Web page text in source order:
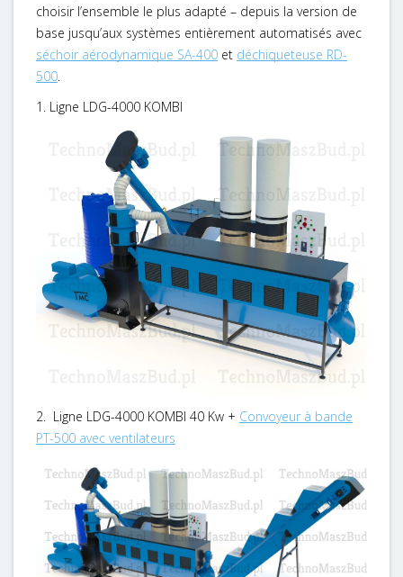
choisir l’ensemble le plus adapté – depuis la version de
base jusqu’aux systèmes entièrement automatisés avec
séchoir aérodynamique SA-400 et déchiqueteuse RD-
500.
1. Ligne LDG-4000 KOMBI
2. Ligne LDG-4000 KOMBI 40 Kw + Convoyeur à bande
PT-500 avec ventilateurs